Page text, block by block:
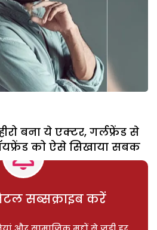
बना ये एक्टर, गर्लफ्रेंड से
को ऐसे सिखाया सबक
सब्सक्राइब करें